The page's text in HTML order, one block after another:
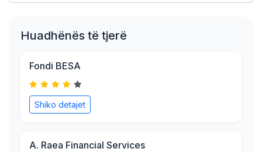
Huadhënës të tjerë
Fondi BESA
Shiko detajet
A. Raea Financial Services